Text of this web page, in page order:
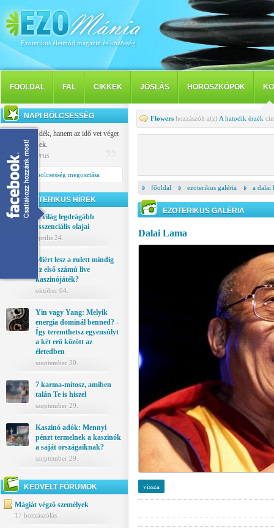
Ezoterikus életmód magazin és közösség
FÖOLDAL FAL CIKKEK JÓSLÁS HOROSZKÓPOK
NAPI BÖLCSESSÉG
Nem a szándék, hanem az idő vet véget
a szerelemnek.
Publilius Syrus
Napi bölcsesség megosztása
EZOTERIKUS HÍREK
A világ legdrágább
esszenciális olajai
április 24.
Miért lesz a rulett mindig
az első számú live
kaszinójáték?
október 04.
Yin vagy Yang: Melyik
energia dominál benned? -
Így teremthetsz egyensúlyt
a két erő között az
életedben
szeptember 30.
7 karma-mítosz, amiben
talán Te is hiszel
szeptember 29.
Kaszinó adók: Mennyi
pénzt termelnek a kaszinók
a saját országaiknak?
szeptember 29.
KEDVELT FÓRUMOK
Mágiát végző személyek
17 hozzászólás
Flowers hozzászólt a(z) A hatodik érzék
főoldal ezoterikus galéria a dalai
EZOTERIKUS GALÉRIA
Dalai Lama
vissza